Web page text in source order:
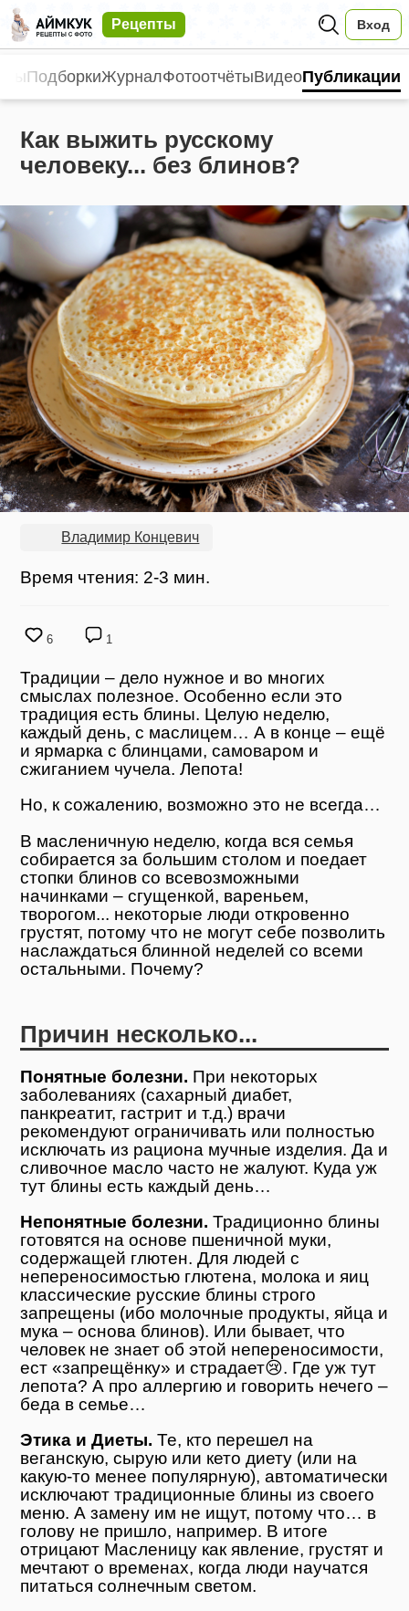
Рецепты Вход
ПодборкиЖурналФотоотчётыВидеоПубликации
Как выжить русскому
человеку... без блинов?
Владимир Концевич
Время чтения: 2-3 мин.
6 1
Традиции – дело нужное и во многих
смыслах полезное. Особенно если это
традиция есть блины. Целую неделю,
каждый день, с маслицем… А в конце – ещё
и ярмарка с блинцами, самоваром и
сжиганием чучела. Лепота!
Но, к сожалению, возможно это не всегда…
В масленичную неделю, когда вся семья
собирается за большим столом и поедает
стопки блинов со всевозможными
начинками – сгущенкой, вареньем,
творогом... некоторые люди откровенно
грустят, потому что не могут себе позволить
наслаждаться блинной неделей со всеми
остальными. Почему?
Причин несколько...
Понятные болезни. При некоторых
заболеваниях (сахарный диабет,
панкреатит, гастрит и т.д.) врачи
рекомендуют ограничивать или полностью
исключать из рациона мучные изделия. Да и
сливочное масло часто не жалуют. Куда уж
тут блины есть каждый день…
Непонятные болезни. Традиционно блины
готовятся на основе пшеничной муки,
содержащей глютен. Для людей с
непереносимостью глютена, молока и яиц
классические русские блины строго
запрещены (ибо молочные продукты, яйца и
мука – основа блинов). Или бывает, что
человек не знает об этой непереносимости,
ест «запрещёнку» и страдает😢. Где уж тут
лепота? А про аллергию и говорить нечего –
беда в семье…
Этика и Диеты. Те, кто перешел на
веганскую, сырую или кето диету (или на
какую-то менее популярную), автоматически
исключают традиционные блины из своего
меню. А замену им не ищут, потому что… в
голову не пришло, например. В итоге
отрицают Масленицу как явление, грустят и
мечтают о временах, когда люди научатся
питаться солнечным светом.